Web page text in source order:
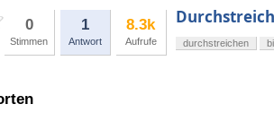
0
Stimmen
1
Antwort
8.3k
Aufrufe durchstreichen